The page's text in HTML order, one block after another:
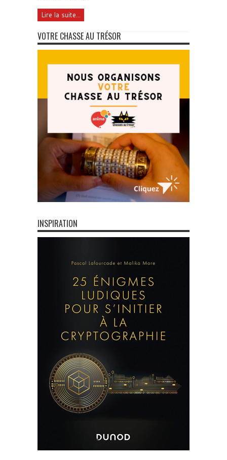
Lire la suite...
VOTRE CHASSE AU TRÉSOR
INSPIRATION